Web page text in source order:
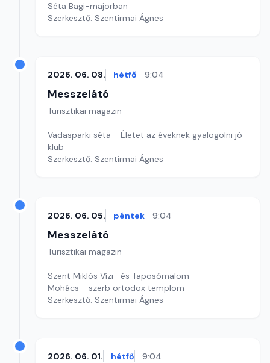
Séta Bagi-majorban
Szerkesztő: Szentirmai Ágnes
2026. 06. 08. hétfő 9:04
Messzelátó
Turisztikai magazin
Vadasparki séta - Életet az éveknek gyalogolni jó
klub
Szerkesztő: Szentirmai Ágnes
2026. 06. 05. péntek 9:04
Messzelátó
Turisztikai magazin
Szent Miklós Vízi- és Taposómalom
Mohács - szerb ortodox templom
Szerkesztő: Szentirmai Ágnes
2026. 06. 01. hétfő 9:04